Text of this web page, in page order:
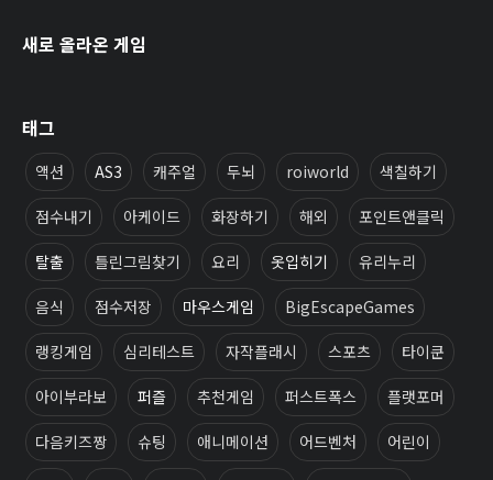
새로 올라온 게임
태그
액션 AS3 캐주얼 두뇌 roiworld 색칠하기
점수내기 아케이드 화장하기 해외 포인트앤클릭
탈출 틀린그림찾기 요리 옷입히기 유리누리
음식 점수저장 마우스게임 BigEscapeGames
랭킹게임 심리테스트 자작플래시 스포츠 타이쿤
아이부라보 퍼즐 추천게임 퍼스트폭스 플랫포머
다음키즈짱 슈팅 애니메이션 어드벤처 어린이